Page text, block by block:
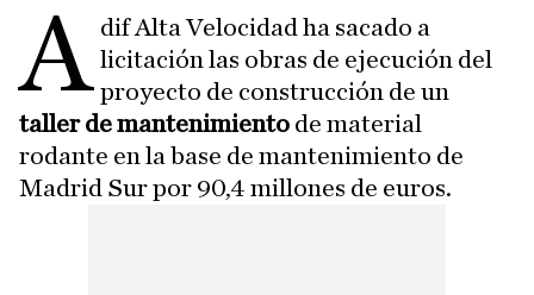
A dif Alta Velocidad ha sacado a
licitación las obras de ejecución del
proyecto de construcción de un
taller de mantenimiento de material
rodante en la base de mantenimiento de
Madrid Sur por 90,4 millones de euros.